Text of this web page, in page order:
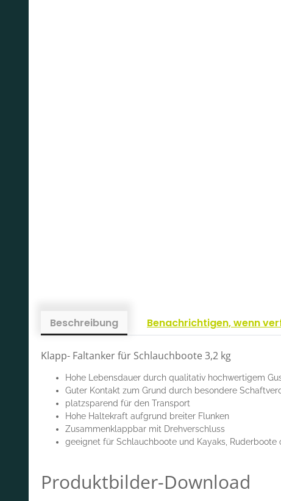
Beschreibung Benachrichtigen, wenn
Klapp- Faltanker für Schlauchboote 3,2 kg
Hohe Lebensdauer durch qualitativ hochwertigem
Guter Kontakt zum Grund durch besondere
platzsparend für den Transport
Hohe Haltekraft aufgrund breiter Flunken
Zusammenklappbar mit Drehverschluss
geeignet für Schlauchboote und Kayaks,
Produktbilder-Download